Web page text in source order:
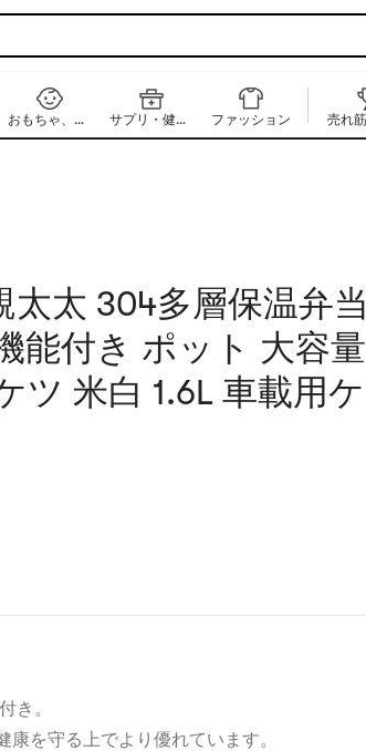
おもちゃ、キッズ、ベビー サプリ・健康食品 ファッション
太太 304多層保温弁当
能付き ポット 大容量
ツ 米白 1.6L 車載用ケ
き。
を守る上でより優れています。